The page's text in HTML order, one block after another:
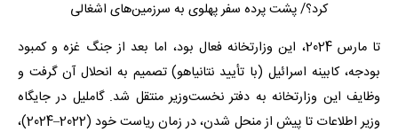
تا مارس 2024، این وزارتخانه فعال بود، اما بعد از جنگ غزه و کمبود
بودجه، کابینه اسرائیل (با تأیید نتانیاهو) تصمیم به انحلال آن گرفت و
وظایف این وزارتخانه به دفتر نخست‌وزیر منتقل شد. گاملیل در جایگاه
وزیر اطلاعات تا پیش از منحل شدن، در زمان ریاست خود (2022–2024)،